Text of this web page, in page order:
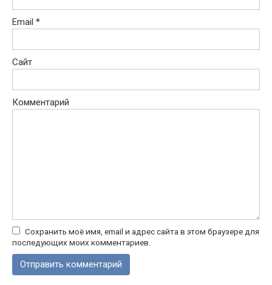
Email *
Сайт
Комментарий
Сохранить моё имя, email и адрес сайта в этом браузере для
последующих моих комментариев.